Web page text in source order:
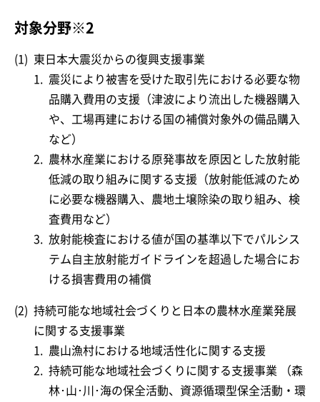
対象分野※2
(1)
東日本大震災からの復興支援事業
1.
震災により被害を受けた取引先における必要な物
品購入費用の支援（津波により流出した機器購入
や、工場再建における国の補償対象外の備品購入
など）
2.
農林水産業における原発事故を原因とした放射能
低減の取り組みに関する支援（放射能低減のため
に必要な機器購入、農地土壌除染の取り組み、検
査費用など）
3.
放射能検査における値が国の基準以下でパルシス
テム自主放射能ガイドラインを超過した場合にお
ける損害費用の補償
(2) 持続可能な地域社会づくりと日本の農林水産業発展
に関する支援事業
1.
農山漁村における地域活性化に関する支援
2.
持続可能な地域社会づくりに関する支援事業 （森
林･山･川･海の保全活動、資源循環型保全活動・環